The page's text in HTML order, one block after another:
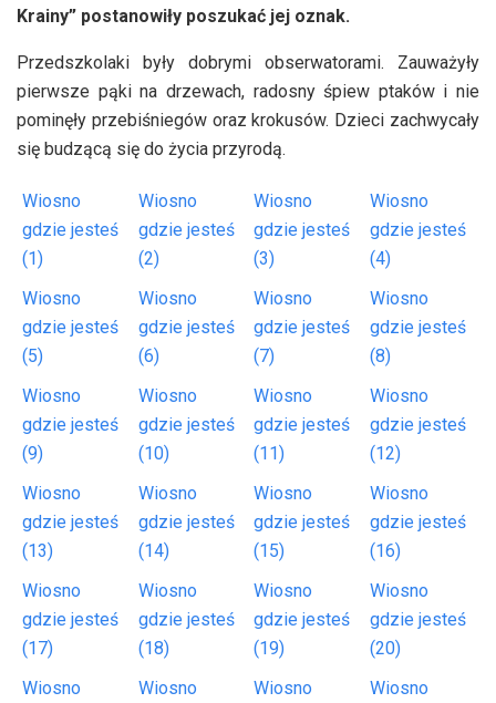
Krainy” postanowiły poszukać jej oznak.
Przedszkolaki były dobrymi obserwatorami. Zauważyły
pierwsze pąki na drzewach, radosny śpiew ptaków i nie
pominęły przebiśniegów oraz krokusów. Dzieci zachwycały
się budzącą się do życia przyrodą.
Wiosno
gdzie jesteś
(1)
Wiosno
gdzie jesteś
(2)
Wiosno
gdzie jesteś
(3)
Wiosno
gdzie jesteś
(4)
Wiosno
gdzie jesteś
(5)
Wiosno
gdzie jesteś
(6)
Wiosno
gdzie jesteś
(7)
Wiosno
gdzie jesteś
(8)
Wiosno
gdzie jesteś
(9)
Wiosno
gdzie jesteś
(10)
Wiosno
gdzie jesteś
(11)
Wiosno
gdzie jesteś
(12)
Wiosno
gdzie jesteś
(13)
Wiosno
gdzie jesteś
(14)
Wiosno
gdzie jesteś
(15)
Wiosno
gdzie jesteś
(16)
Wiosno
gdzie jesteś
(17)
Wiosno
gdzie jesteś
(18)
Wiosno
gdzie jesteś
(19)
Wiosno
gdzie jesteś
(20)
Wiosno
Wiosno
Wiosno
Wiosno